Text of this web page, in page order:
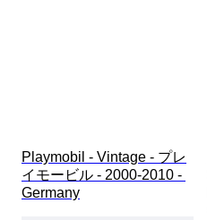
Playmobil - Vintage - プレ
イモービル - 2000-2010 -
Germany